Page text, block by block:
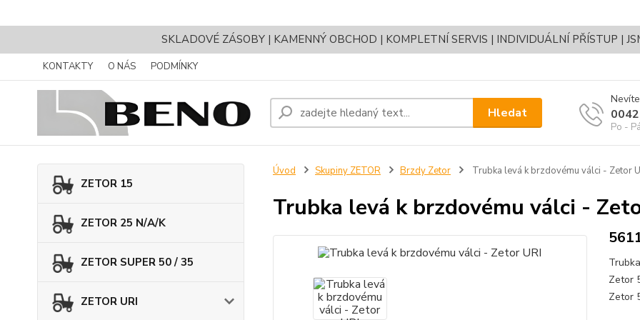
SKLADOVÉ ZÁSOBY | KAMENNÝ OBCHOD | KOMPLETNÍ SERVIS | INDIVIDUÁLNÍ PŘÍSTUP |
KONTAKTY O NÁS PODMÍNKY
Hledat
Po -
ZETOR 15
ZETOR 25 N/A/K
ZETOR SUPER 50 / 35
ZETOR URI
Úvod Skupiny ZETOR Brzdy Zetor Trubka levá k brzdovému válci - Zetor
Trubka levá k brzdovému válci -
Zetor
Zetor